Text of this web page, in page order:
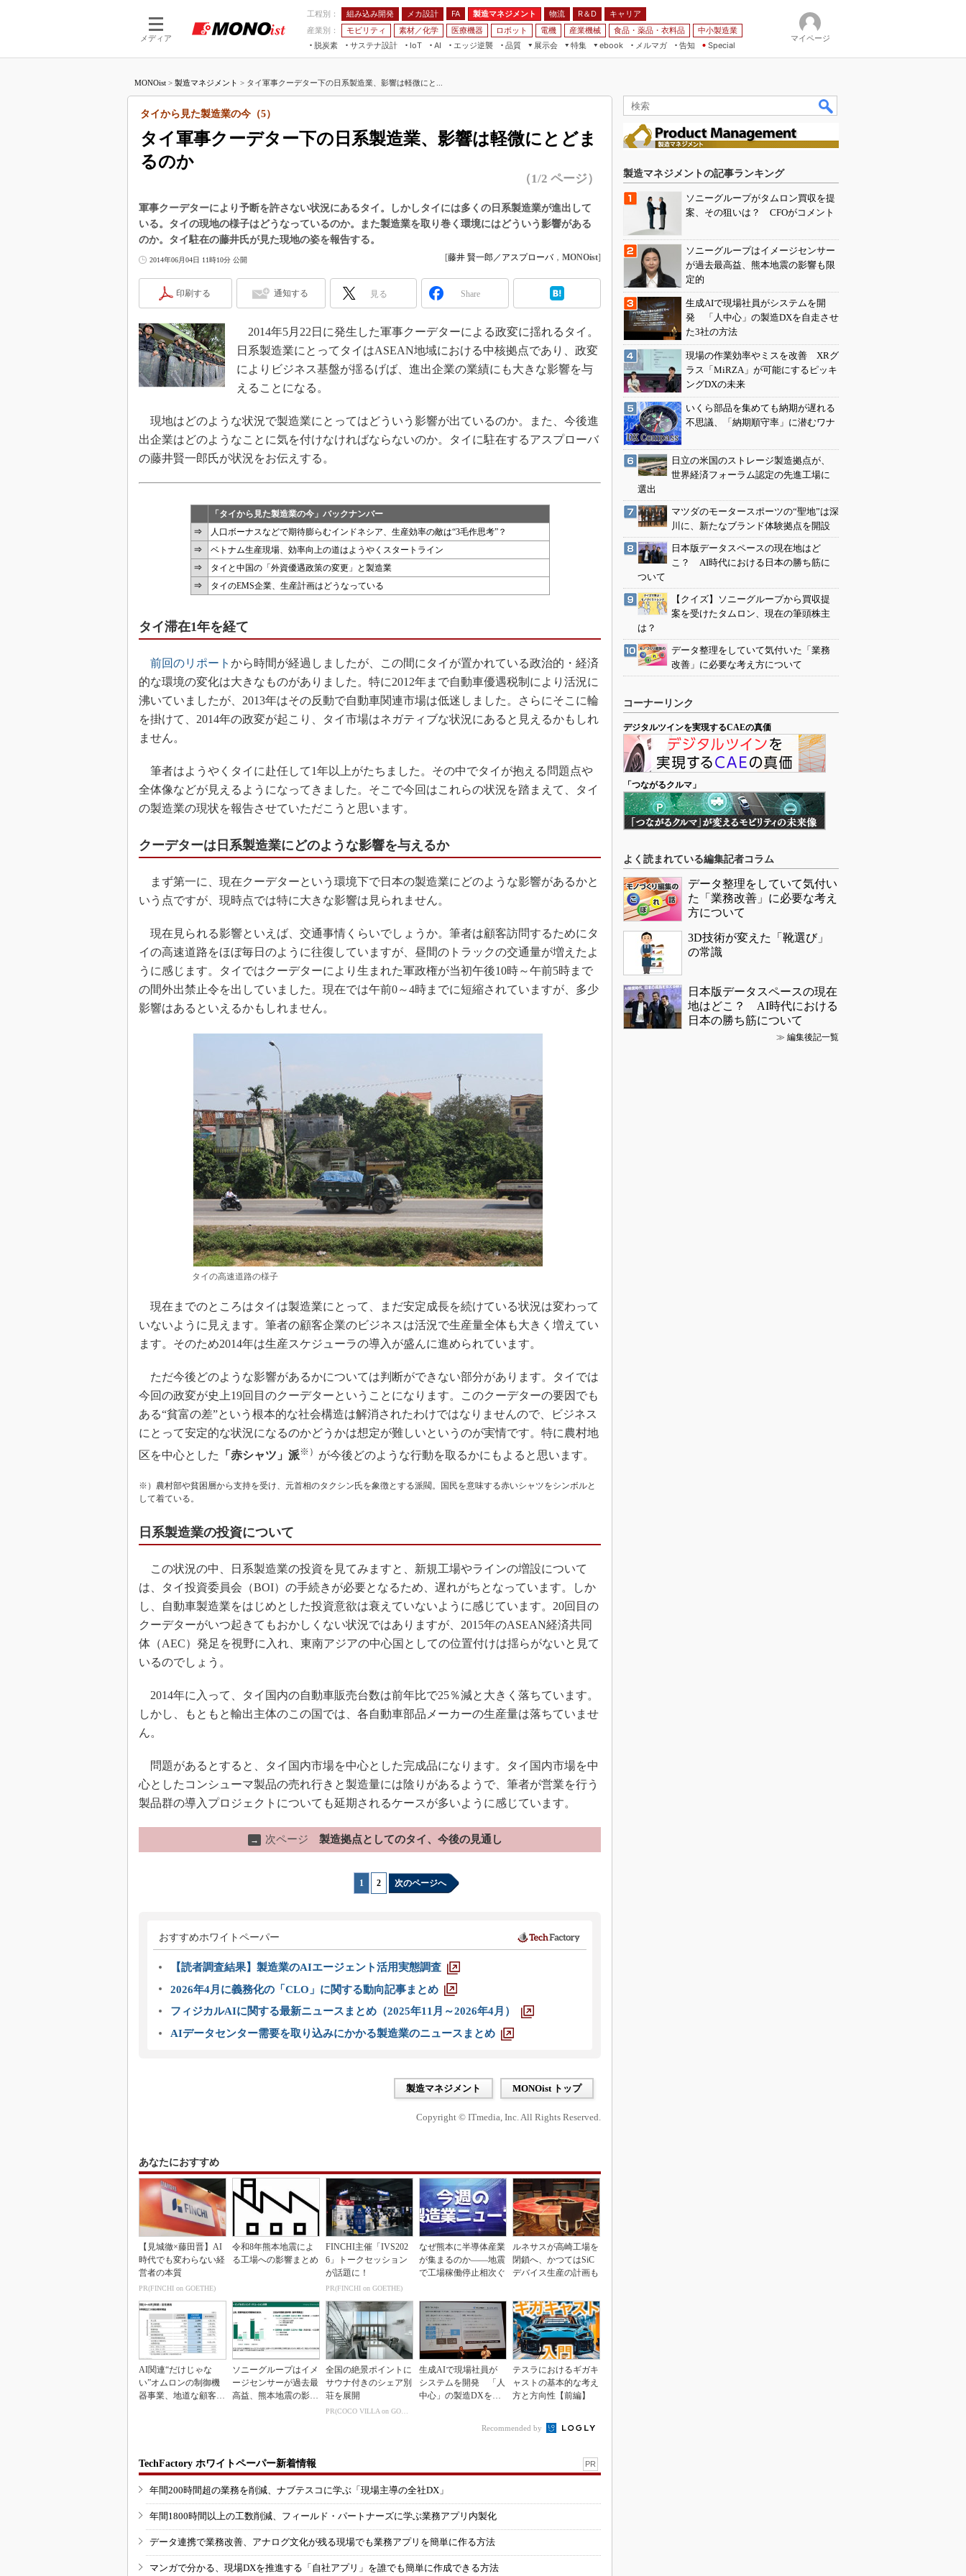
メディア
工程別： 組み込み開発 メカ設計 FA 製造マネジメント 物流 R＆D
キャリア
産業別：
モビリティ 素材／化学 医療機器 ロボット 電機 産業機械 食品・薬品・衣料品
中小製造業
脱炭素
サステナ設計
IoT
つながる工場
AI
AI×設備保全
エッジ逆襲 品質
展示会
JIMTOF
IIFES
TECHNO-FRONTIER
人テク展
日本ものづくりワールド
産業オープンネット展
特集
つながるクルマ
VR／AR
フィールドサービス
組み込みモデリング
車載ソフト開発
3Dプリンタ
デジタルツインとCAE
S＆OP
イノベーション
製造業ビッグデータ
植物工場
知財マネジメント
海外生産
グローバル設計・開発
新型コロナへの対応
ebook
FA
モビリティ
メルマガ
告知 Special
マイページ
MONOist > 製造マネジメント > タイ軍事クーデター下の日系製造業、影響は軽微にと...
タイ軍事クーデター下の日系製造業、影響は軽微にとどま
るのか
タイから見た製造業の今（5）
（1/2 ページ）
軍事クーデターにより予断を許さない状況にあるタイ。しかしタイには多くの日系製造業が進出して
いる。タイの現地の様子はどうなっているのか。また製造業を取り巻く環境にはどういう影響がある
のか。タイ駐在の藤井氏が見た現地の姿を報告する。
2014年06月04日 11時10分 公開 [藤井 賢一郎／アスプローバ， MONOist]
印刷する 通知する 見る Share
2014年5月22日に発生した軍事クーデターによる政変に揺れるタイ。
日系製造業にとってタイはASEAN地域における中核拠点であり、政変
によりビジネス基盤が揺るげば、進出企業の業績にも大きな影響を与
えることになる。
現地はどのような状況で製造業にとってはどういう影響が出ているのか。また、今後進
出企業はどのようなことに気を付けなければならないのか。タイに駐在するアスプローバ
の藤井賢一郎氏が状況をお伝えする。
「タイから見た製造業の今」バックナンバー
⇒
人口ボーナスなどで期待膨らむインドネシア、生産効率の敵は“3毛作思考”？
⇒
ベトナム生産現場、効率向上の道はようやくスタートライン
⇒
タイと中国の「外資優遇政策の変更」と製造業
⇒
タイのEMS企業、生産計画はどうなっている
タイ滞在1年を経て
前回のリポート から時間が経過しましたが、この間にタイが置かれている政治的・経済
的な環境の変化は大きなものがありました。特に2012年まで自動車優遇税制により活況に
沸いていましたが、2013年はその反動で自動車関連市場は低迷しました。さらにそこに輪
を掛けて、2014年の政変が起こり、タイ市場はネガティブな状況にあると見えるかもしれ
ません。
筆者はようやくタイに赴任して1年以上がたちました。その中でタイが抱える問題点や
全体像などが見えるようになってきました。そこで今回はこれらの状況を踏まえて、タイ
の製造業の現状を報告させていただこうと思います。
クーデターは日系製造業にどのような影響を与えるか
まず第一に、現在クーデターという環境下で日本の製造業にどのような影響があるかと
いう点ですが、現時点では特に大きな影響は見られません。
現在見られる影響といえば、交通事情くらいでしょうか。筆者は顧客訪問するためにタ
イの高速道路をほぼ毎日のように往復していますが、昼間のトラックの交通量が増えたよ
うに感じます。タイではクーデターにより生まれた軍政権が当初午後10時～午前5時まで
の間外出禁止令を出していました。現在では午前0～4時までに短縮されていますが、多少
影響はあるといえるかもしれません。
タイの高速道路の様子
現在までのところはタイは製造業にとって、まだ安定成長を続けている状況は変わって
いないように見えます。筆者の顧客企業のビジネスは活況で生産量全体も大きく増えてい
ます。そのため2014年は生産スケジューラの導入が盛んに進められています。
ただ今後どのような影響があるかについては判断ができない部分があります。タイでは
今回の政変が史上19回目のクーデターということになります。このクーデターの要因でも
ある“貧富の差”という根本的な社会構造は解消されたわけではなりませんので、ビジネス
にとって安定的な状況になるのかどうかは想定が難しいというのが実情です。特に農村地
区を中心とした
「赤シャツ」派※） が今後どのような行動を取るかにもよると思います。
※）農村部や貧困層から支持を受け、元首相のタクシン氏を象徴とする派閥。国民を意味する赤いシャツをシンボルと
して着ている。
日系製造業の投資について
この状況の中、日系製造業の投資を見てみますと、新規工場やラインの増設について
は、タイ投資委員会（BOI）の手続きが必要となるため、遅れがちとなっています。しか
し、自動車製造業をはじめとした投資意欲は衰えていないように感じています。20回目の
クーデターがいつ起きてもおかしくない状況ではありますが、2015年のASEAN経済共同
体（AEC）発足を視野に入れ、東南アジアの中心国としての位置付けは揺らがないと見て
いるのでしょう。
2014年に入って、タイ国内の自動車販売台数は前年比で25％減と大きく落ちています。
しかし、もともと輸出主体のこの国では、各自動車部品メーカーの生産量は落ちていませ
ん。
問題があるとすると、タイ国内市場を中心とした完成品になります。タイ国内市場を中
心としたコンシューマ製品の売れ行きと製造量には陰りがあるようで、筆者が営業を行う
製品群の導入プロジェクトについても延期されるケースが多いように感じています。
→ 次ページ 製造拠点としてのタイ、今後の見通し
1 2 次のページへ
おすすめホワイトペーパー
【読者調査結果】製造業のAIエージェント活用実態調査
2026年4月に義務化の「CLO」に関する動向記事まとめ
フィジカルAIに関する最新ニュースまとめ（2025年11月～2026年4月）
AIデータセンター需要を取り込みにかかる製造業のニュースまとめ
製造マネジメント MONOist トップ
Copyright © ITmedia, Inc. All Rights Reserved.
あなたにおすすめ
【見城徹×藤田晋】AI
時代でも変わらない経
営者の本質
PR(FINCHI on GOETHE)
令和8年熊本地震によ
る工場への影響まとめ
FINCHI主催「IVS202
6」トークセッション
が話題に！
PR(FINCHI on GOETHE)
なぜ熊本に半導体産業
が集まるのか――地震
で工場稼働停止相次ぐ
ルネサスが高崎工場を
閉鎖へ、かつてはSiC
デバイス生産の計画も
AI関連“だけじゃな
い”オムロンの制御機
器事業、地道な顧客基
ソニーグループはイメ
ージセンサーが過去最
高益、熊本地震の影響
全国の絶景ポイントに
サウナ付きのシェア別
荘を展開
生成AIで現場社員が
システムを開発 「人
中心」の製造DXを自
テスラにおけるギガキ
ャストの基本的な考え
方と方向性【前編】
Recommended by
TechFactory ホワイトペーパー新着情報 PR
年間200時間超の業務を削減、ナブテスコに学ぶ「現場主導の全社DX」
年間1800時間以上の工数削減、フィールド・パートナーズに学ぶ業務アプリ内製化
データ連携で業務改善、アナログ文化が残る現場でも業務アプリを簡単に作る方法
マンガで分かる、現場DXを推進する「自社アプリ」を誰でも簡単に作成できる方法
製造マネジメントの記事ランキング
ソニーグループがタムロン買収を提
案、その狙いは？ CFOがコメント
ソニーグループはイメージセンサー
が過去最高益、熊本地震の影響も限
定的
生成AIで現場社員がシステムを開
発 「人中心」の製造DXを自走させ
た3社の方法
現場の作業効率やミスを改善 XRグ
ラス「MiRZA」が可能にするピッキ
ングDXの未来
いくら部品を集めても納期が遅れる
不思議、「納期順守率」に潜むワナ
日立の米国のストレージ製造拠点が、
世界経済フォーラム認定の先進工場に
選出
マツダのモータースポーツの“聖地”は深
川に、新たなブランド体験拠点を開設
日本版データスペースの現在地はど
こ？ AI時代における日本の勝ち筋に
ついて
【クイズ】ソニーグループから買収提
案を受けたタムロン、現在の筆頭株主
は？
データ整理をしていて気付いた「業務
改善」に必要な考え方について
コーナーリンク
デジタルツインを実現するCAEの真価
「つながるクルマ」
よく読まれている編集記者コラム
データ整理をしていて気付い
た「業務改善」に必要な考え
方について
3D技術が変えた「靴選び」
の常識
日本版データスペースの現在
地はどこ？ AI時代における
日本の勝ち筋について
≫ 編集後記一覧